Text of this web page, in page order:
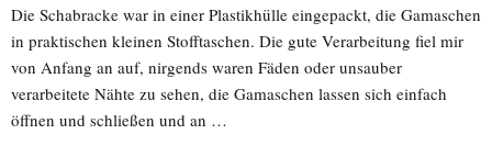
Die Schabracke war in einer Plastikhülle eingepackt, die Gamaschen
in praktischen kleinen Stofftaschen. Die gute Verarbeitung fiel mir
von Anfang an auf, nirgends waren Fäden oder unsauber
verarbeitete Nähte zu sehen, die Gamaschen lassen sich einfach
öffnen und schließen und an …